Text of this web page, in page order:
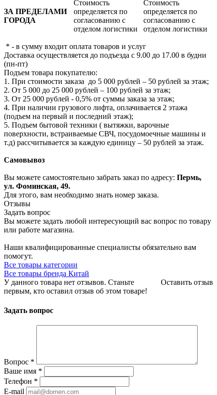
ЗА ПРЕДЕЛАМИ
ГОРОДА
Стоимость
определяется по
согласованию с
отделом логистики
Стоимость
определяется по
согласованию с
отделом логистики
* - в сумму входит оплата товаров и услуг
Доставка осуществляется до подъезда с 9.00 до 17.00 в будни
(пн-пт)
Подъем товара покупателю:
1. При стоимости заказа до 5 000 рублей – 50 рублей за этаж;
2. От 5 000 до 25 000 рублей – 100 рублей за этаж;
3. От 25 000 рублей - 0,5% от суммы заказа за этаж;
4. При наличии грузового лифта, оплачивается 2 этажа
(подъем на первый и последний этаж);
5. Подъем бытовой техники ( вытяжки, варочные
поверхности, встраиваемые СВЧ, посудомоечные машины и
т.д) рассчитывается за каждую единицу – 50 рублей за этаж.
Самовывоз
Вы можете самостоятельно забрать заказ по адресу: Пермь,
ул. Фоминская, 49.
Для этого, вам необходимо знать номер заказа.
Отзывы
Задать вопрос
Вы можете задать любой интересующий вас вопрос по товару
или работе магазина.
Наши квалифицированные специалисты обязательно вам
помогут.
Все товары категории
Все товары бренда Китай
Оставить отзыв
У данного товара нет отзывов. Станьте
первым, кто оставил отзыв об этом товаре!
Задать вопрос
Вопрос *
Ваше имя *
Телефон *
E-mail